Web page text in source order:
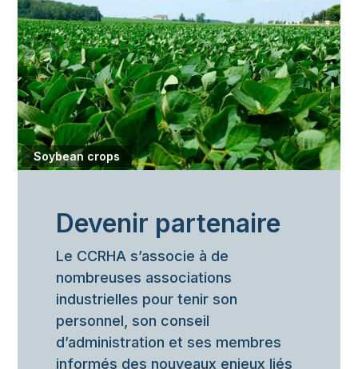
Soybean crops
Devenir partenaire
Le CCRHA s’associe à de
nombreuses associations
industrielles pour tenir son
personnel, son conseil
d’administration et ses membres
informés des nouveaux enjeux liés